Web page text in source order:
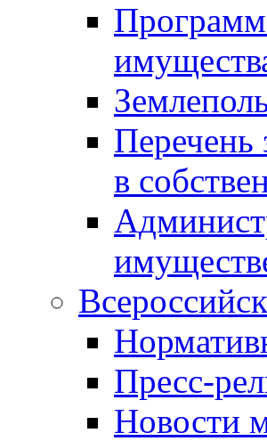
Перечень
в
Пресс-
Новости